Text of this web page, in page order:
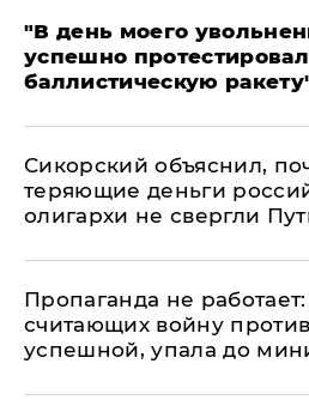
​"В день моего
успешно
баллистическую
Сикорский объяснил,
теряющие деньги
олигархи не свергли
​Пропаганда не
считающих войну
успешной, упала до